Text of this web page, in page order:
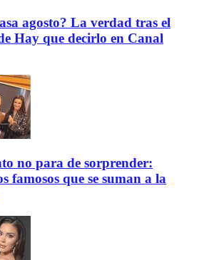
agosto? La verdad tras el
Hay que decirlo en Canal
no para de sorprender:
famosos que se suman a la